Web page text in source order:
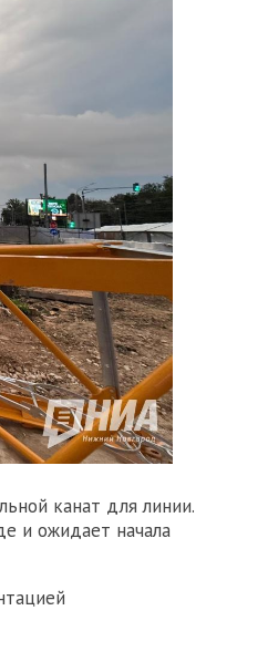
канат для линии.
и ожидает начала